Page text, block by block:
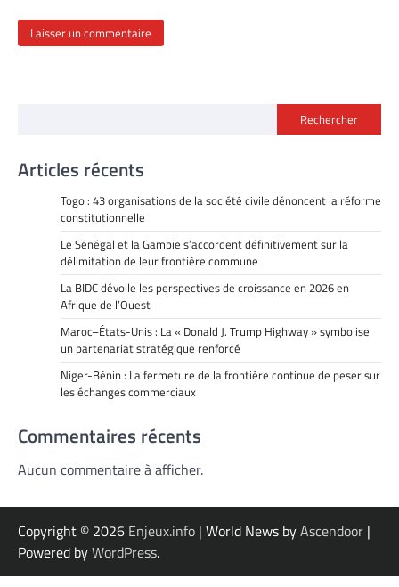
Rechercher
Articles récents
Togo : 43 organisations de la société civile dénoncent la réforme
constitutionnelle
Le Sénégal et la Gambie s’accordent définitivement sur la
délimitation de leur frontière commune
La BIDC dévoile les perspectives de croissance en 2026 en
Afrique de l’Ouest
Maroc–États-Unis : La « Donald J. Trump Highway » symbolise
un partenariat stratégique renforcé
Niger-Bénin : La fermeture de la frontière continue de peser sur
les échanges commerciaux
Commentaires récents
Aucun commentaire à afficher.
Copyright © 2026 Enjeux.info | World News byAscendoor |
Powered byWordPress.